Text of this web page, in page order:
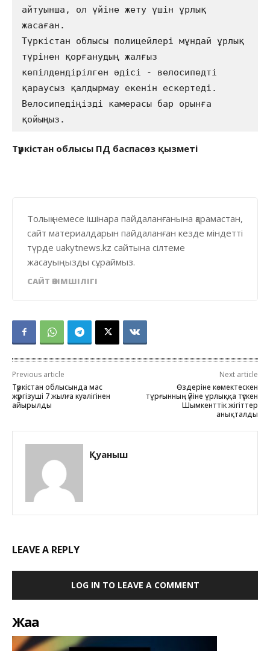
айтуынша, ол үйіне жету үшін ұрлық
жасаған.
Түркістан облысы полицейлері мұндай ұрлық
түрінен қорғанудың жалғыз
кепілдендірілген әдісі - велосипедті
қараусыз қалдырмау екенін ескертеді.
Велосипедіңізді камерасы бар орынға
қойыңыз.
Түркістан облысы ПД баспасөз қызметі
Толық немесе ішінара пайдаланғанына қарамастан,
сайт материалдарын пайдаланған кезде міндетті
түрде uakytnews.kz сайтына сілтеме
жасауыңызды сұраймыз.
САЙТ ӘКІМШІЛІГІ
Previous article
Түркістан облысында мас
жүргізуші 7 жылға куәлігінен
айырылды
Next article
Өздеріне көмектескен
тұрғынның үйіне ұрлыққа түскен
Шымкенттік жігіттер
анықталды
Қуаныш
LEAVE A REPLY
LOG IN TO LEAVE A COMMENT
Жаңа